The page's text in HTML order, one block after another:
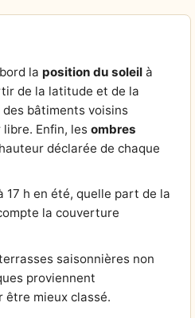
la position du soleil à
de la latitude et de la
bâtiments voisins
Enfin, les ombres
déclarée de chaque
17 h en été, quelle part de la
la couverture
saisonnières non
proviennent
être mieux classé.